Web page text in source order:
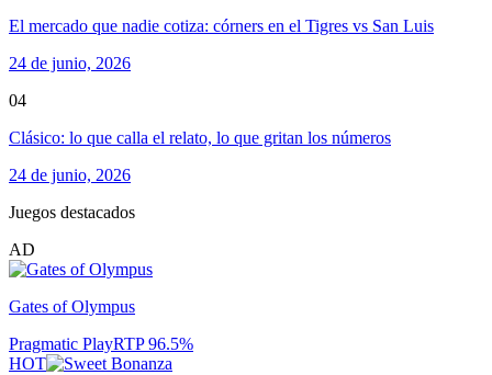
El mercado que nadie cotiza: córners en el Tigres vs San Luis
24 de junio, 2026
04
Clásico: lo que calla el relato, lo que gritan los números
24 de junio, 2026
Juegos destacados
AD
Gates of Olympus
Pragmatic PlayRTP96.5%
HOT